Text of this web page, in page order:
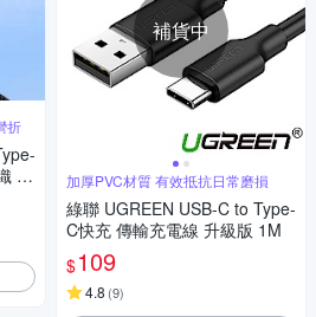
折
電
補貨中
加厚PVC材質 有效抵抗日常磨損
綠聯 UGREEN USB-C to Type-
C快充 傳輸充電線 升級版 1M
$109
4.8 (9)